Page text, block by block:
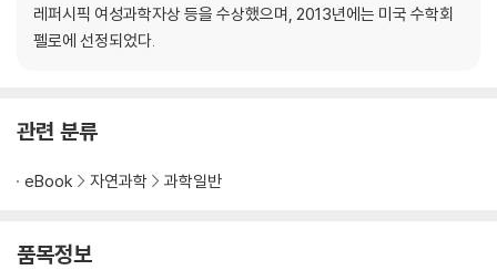
레퍼시픽 여성과학자상 등을 수상했으며, 2013년에는 미국 수학회
펠로에 선정되었다.
관련 분류
eBook 자연과학 과학일반
품목정보